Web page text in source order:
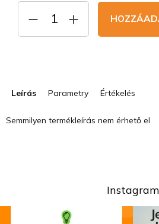
Leírás Parametry Értékelés
Semmilyen termékleírás nem érhető el
Instagram